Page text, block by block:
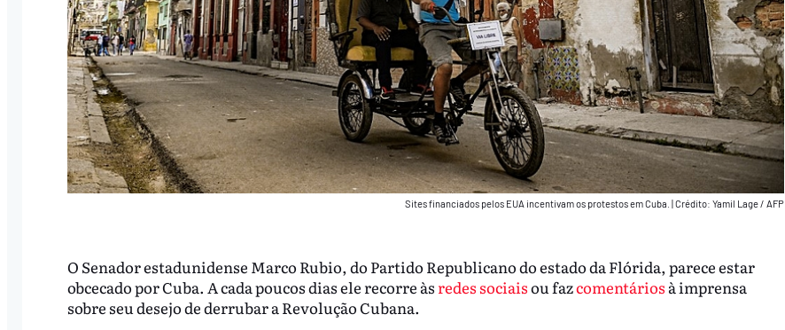
Sites financiados pelos EUA incentivam os protestos em Cuba. Crédito: Yamil Lage / AFP
O Senador estadunidense Marco Rubio, do Partido Republicano do estado da Flórida, parece estar
obcecado por Cuba. A cada poucos dias ele recorre às redes sociaisou fazcomentários à imprensa
sobre seu desejo de derrubar a Revolução Cubana.